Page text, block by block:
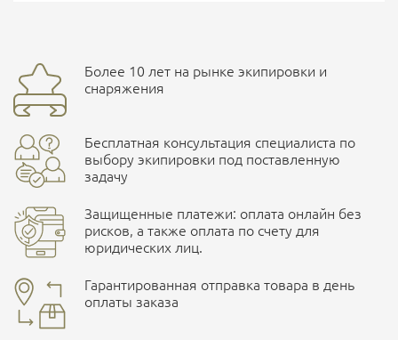
Доставка курьерской службой СДЭК -
Наличные при самовывозе
Общая длина
Длина клинка
Ширина клинка
Толщина клинка
Вес 102 г
Сталь
Твердость стали 60-61 HRC
Материал рукояти
Ваш отзыв
улица Маяковского, 10
ПОДРОБНЕЕ О СКЛАДЕ
Более 10 лет на рынке экипировки и
снаряжения
Бесплатная консультация специалиста по
выбору экипировки под поставленную
задачу
Защищенные платежи: оплата онлайн без
рисков, а также оплата по счету для
юридических лиц.
Гарантированная отправка товара в день
оплаты заказа